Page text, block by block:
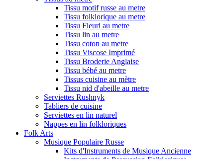
Tissu motif russe au metre
Tissu folklorique au metre
Tissu Fleuri au metre
Tissu lin au metre
Tissu coton au metre
Tissu Viscose Imprimé
Tissu Broderie Anglaise
Tissu bébé au metre
Tissus cuisine au mètre
Tissu nid d'abeille au metre
Serviettes Rushnyk
Tabliers de cuisine
Serviettes en lin naturel
Nappes en lin folkloriques
Folk Arts
Musique Populaire Russe
Kits d'Instruments de Musique Ancienne